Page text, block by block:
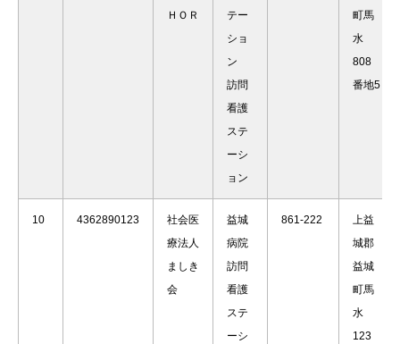
ＨＯＲ
テー
ショ
ン
訪問
看護
ステ
ーシ
ョン
町馬
水
808
番地5
10 4362890123
社会医
療法人
ましき
会
益城
病院
訪問
看護
ステ
ーシ
861-222
上益
城郡
益城
町馬
水
123